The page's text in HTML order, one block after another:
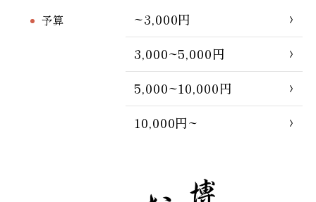
予算
~3,000円
3,000~5,000円
5,000~10,000円
10,000円~